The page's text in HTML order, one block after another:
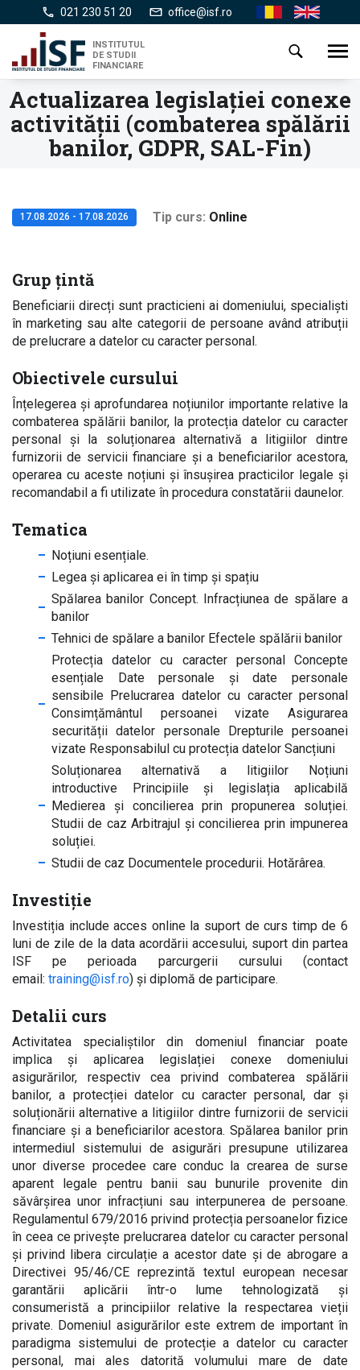
la
conţinutul
principal
021 230 51 20 office@isf.ro En
INSTITUTUL
DE STUDII
FINANCIARE
Actualizarea legislaţiei conexe
activităţii (combaterea spălării
banilor, GDPR, SAL-Fin)
17.08.2026 - 17.08.2026 Tip curs Online
Grup țintă
Beneficiarii direcți sunt practicieni ai domeniului, specialiști
în marketing sau alte categorii de persoane având atribuții
de prelucrare a datelor cu caracter personal.
Obiectivele cursului
Înțelegerea și aprofundarea noțiunilor importante relative la
combaterea spălării banilor, la protecția datelor cu caracter
personal și la soluționarea alternativă a litigiilor dintre
furnizorii de servicii financiare și a beneficiarilor acestora,
operarea cu aceste noțiuni și însușirea practicilor legale și
recomandabil a fi utilizate în procedura constatării daunelor.
Tematica
Noțiuni esențiale.
Legea și aplicarea ei în timp și spațiu
Spălarea banilor Concept. Infracțiunea de spălare a
banilor
Tehnici de spălare a banilor Efectele spălării banilor
Protecția datelor cu caracter personal Concepte
esențiale Date personale și date personale
sensibile Prelucrarea datelor cu caracter personal
Consimțământul persoanei vizate Asigurarea
securității datelor personale Drepturile persoanei
vizate Responsabilul cu protecția datelor Sancțiuni
Soluționarea alternativă a litigiilor Noțiuni
introductive Principiile și legislația aplicabilă
Medierea și concilierea prin propunerea soluției.
Studii de caz Arbitrajul și concilierea prin impunerea
soluției.
Studii de caz Documentele procedurii. Hotărârea.
Investiție
Investiția include acces online la suport de curs timp de 6
luni de zile de la data acordării accesului, suport din partea
ISF pe perioada parcurgerii cursului (contact
email: training@isf.ro) și diplomă de participare.
Detalii curs
Activitatea specialiștilor din domeniul financiar poate
implica și aplicarea legislației conexe domeniului
asigurărilor, respectiv cea privind combaterea spălării
banilor, a protecției datelor cu caracter personal, dar și
soluționării alternative a litigiilor dintre furnizorii de servicii
financiare și a beneficiarilor acestora. Spălarea banilor prin
intermediul sistemului de asigurări presupune utilizarea
unor diverse procedee care conduc la crearea de surse
aparent legale pentru banii sau bunurile provenite din
săvârșirea unor infracțiuni sau interpunerea de persoane.
Regulamentul 679/2016 privind protecția persoanelor fizice
în ceea ce privește prelucrarea datelor cu caracter personal
și privind libera circulație a acestor date și de abrogare a
Directivei 95/46/CE reprezintă textul european necesar
garantării aplicării într-o lume tehnologizată și
consumeristă a principiilor relative la respectarea vieții
private. Domeniul asigurărilor este extrem de important în
paradigma sistemului de protecție a datelor cu caracter
personal, mai ales datorită volumului mare de date